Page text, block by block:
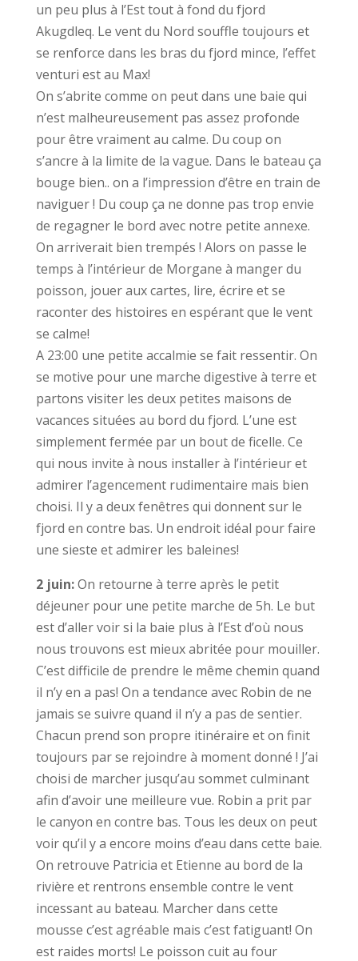
un peu plus à l’Est tout à fond du fjord
Akugdleq. Le vent du Nord souffle toujours et
se renforce dans les bras du fjord mince, l’effet
venturi est au Max!
On s’abrite comme on peut dans une baie qui
n’est malheureusement pas assez profonde
pour être vraiment au calme. Du coup on
s’ancre à la limite de la vague. Dans le bateau ça
bouge bien.. on a l’impression d’être en train de
naviguer ! Du coup ça ne donne pas trop envie
de regagner le bord avec notre petite annexe.
On arriverait bien trempés ! Alors on passe le
temps à l’intérieur de Morgane à manger du
poisson, jouer aux cartes, lire, écrire et se
raconter des histoires en espérant que le vent
se calme!
A 23:00 une petite accalmie se fait ressentir. On
se motive pour une marche digestive à terre et
partons visiter les deux petites maisons de
vacances situées au bord du fjord. L’une est
simplement fermée par un bout de ficelle. Ce
qui nous invite à nous installer à l’intérieur et
admirer l’agencement rudimentaire mais bien
choisi. Il y a deux fenêtres qui donnent sur le
fjord en contre bas. Un endroit idéal pour faire
une sieste et admirer les baleines!
2 juin:On retourne à terre après le petit
déjeuner pour une petite marche de 5h. Le but
est d’aller voir si la baie plus à l’Est d’où nous
nous trouvons est mieux abritée pour mouiller.
C’est difficile de prendre le même chemin quand
il n’y en a pas! On a tendance avec Robin de ne
jamais se suivre quand il n’y a pas de sentier.
Chacun prend son propre itinéraire et on finit
toujours par se rejoindre à moment donné ! J’ai
choisi de marcher jusqu’au sommet culminant
afin d’avoir une meilleure vue. Robin a prit par
le canyon en contre bas. Tous les deux on peut
voir qu’il y a encore moins d’eau dans cette baie.
On retrouve Patricia et Etienne au bord de la
rivière et rentrons ensemble contre le vent
incessant au bateau. Marcher dans cette
mousse c’est agréable mais c’est fatiguant! On
est raides morts! Le poisson cuit au four